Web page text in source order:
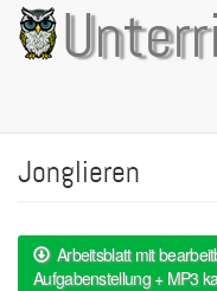
Direkt
zum
Inhalt
Jonglieren
Arbeitsblatt mit
Aufgabenstellung + MP3